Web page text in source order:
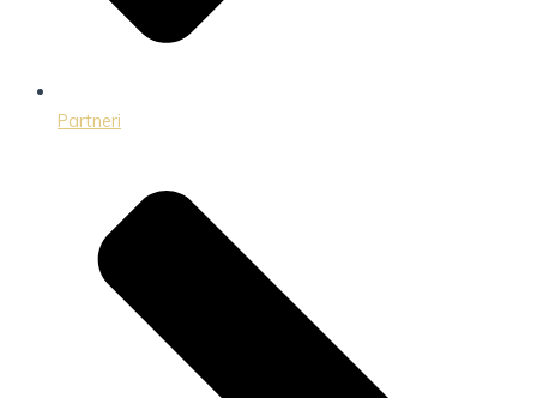
Partneri